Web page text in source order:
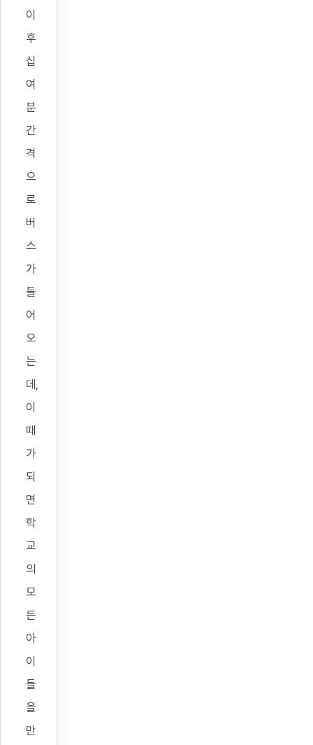
이
후
십
여
분
간
격
으
로
버
스
가
들
어
오
는
데,
이
때
가
되
면
학
교
의
모
든
아
이
들
을
만